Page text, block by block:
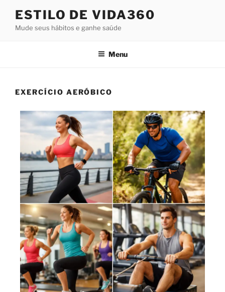
ESTILO DE VIDA360
Mude seus hábitos e ganhe saúde
Menu
EXERCÍCIO AERÓBICO